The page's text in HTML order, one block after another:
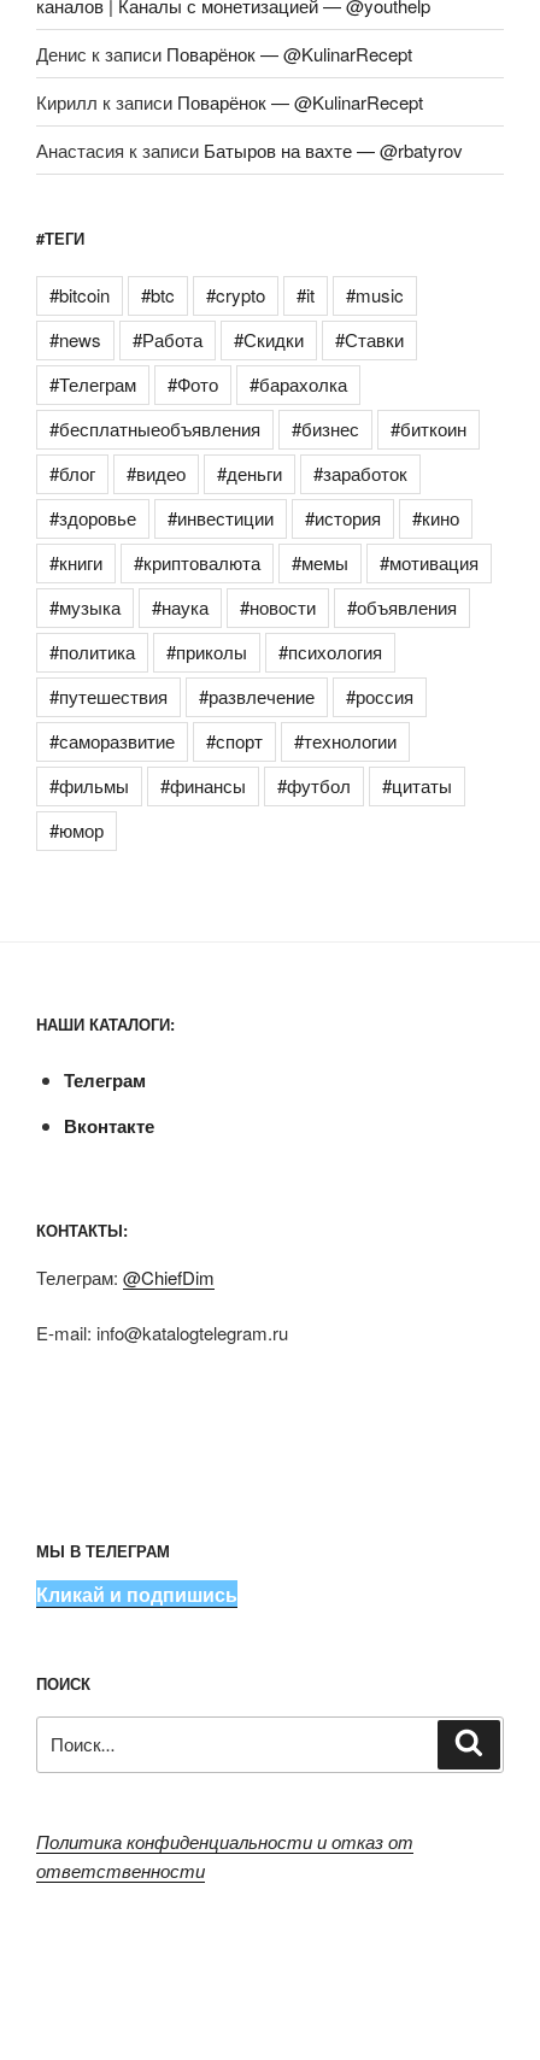
каналов | Каналы с монетизацией — @youthelp
Денис к записи Поварёнок — @KulinarRecept
Кирилл к записи Поварёнок — @KulinarRecept
Анастасия к записи Батыров на вахте — @rbatyrov
#ТЕГИ
#bitcoin #btc #crypto #it
#music
#news
#Работа #Скидки
#Ставки
#Телеграм
#Фото
#барахолка
#бесплатныеобъявления
#бизнес
#биткоин
#блог
#видео #деньги
#заработок
#здоровье
#инвестиции #история
#кино
#книги
#криптовалюта #мемы
#мотивация
#музыка
#наука #новости
#объявления
#политика
#приколы
#психология
#путешествия
#развлечение
#россия
#саморазвитие
#спорт
#технологии
#фильмы
#финансы #футбол
#цитаты
#юмор
НАШИ КАТАЛОГИ:
Телеграм
Вконтакте
КОНТАКТЫ:
Телеграм: @ChiefDim
E-mail: info@katalogtelegram.ru
МЫ В ТЕЛЕГРАМ
Кликай и подпишись
ПОИСК
Политика конфиденциальности и отказ от
ответственности